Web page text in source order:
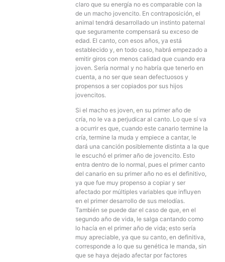
claro que su energía no es comparable con la
de un macho jovencito. En contraposición, el
animal tendrá desarrollado un instinto paternal
que seguramente compensará su exceso de
edad. El canto, con esos años, ya está
establecido y, en todo caso, habrá empezado a
emitir giros con menos calidad que cuando era
joven. Sería normal y no habría que tenerlo en
cuenta, a no ser que sean defectuosos y
propensos a ser copiados por sus hijos
jovencitos.
Si el macho es joven, en su primer año de
cría, no le va a perjudicar al canto. Lo que sí va
a ocurrir es que, cuando este canario termine la
cría, termine la muda y empiece a cantar, le
dará una canción posiblemente distinta a la que
le escuchó el primer año de jovencito. Esto
entra dentro de lo normal, pues el primer canto
del canario en su primer año no es el definitivo,
ya que fue muy propenso a copiar y ser
afectado por múltiples variables que influyen
en el primer desarrollo de sus melodías.
También se puede dar el caso de que, en el
segundo año de vida, le salga cantando como
lo hacía en el primer año de vida; esto sería
muy apreciable, ya que su canto, en definitiva,
corresponde a lo que su genética le manda, sin
que se haya dejado afectar por factores